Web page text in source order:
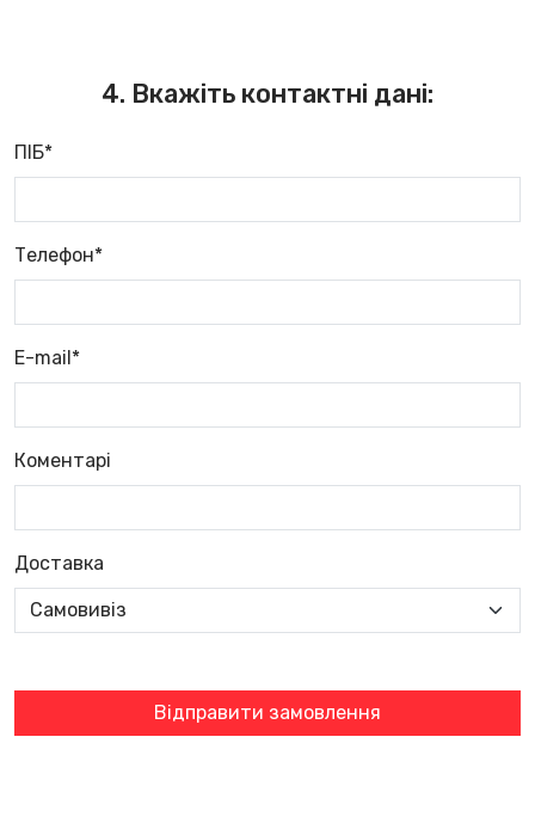
4. Вкажіть контактні дані:
ПІБ*
Телефон*
E-mail*
Коментарі
Доставка